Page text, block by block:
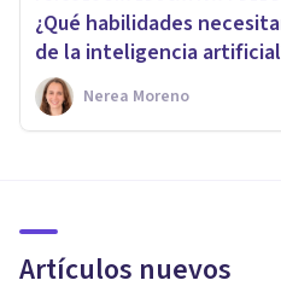
¿Qué habilidades
de la inteligencia
Nerea Moreno
Artículos nuevos